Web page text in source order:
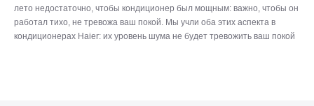
лето недостаточно, чтобы кондиционер был мощным: важно, чтобы он
работал тихо, не тревожа ваш покой. Мы учли оба этих аспекта в
кондиционерах Haier: их уровень шума не будет тревожить ваш покой